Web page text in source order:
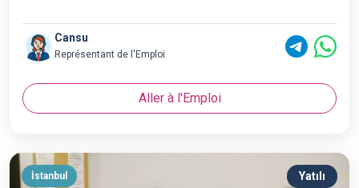
Cansu
Représentant de l'Emploi
Aller à l'Emploi
İstanbul Yatılı